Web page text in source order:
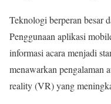
Teknologi berperan besar
Penggunaan aplikasi
informasi acara menjadi
menawarkan pengalaman
reality (VR) yang